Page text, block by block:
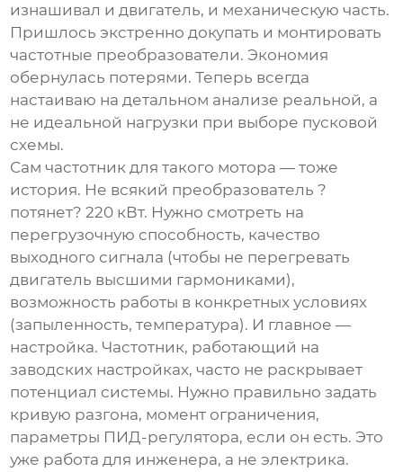
изнашивал и двигатель, и механическую часть.
Пришлось экстренно докупать и монтировать
частотные преобразователи. Экономия
обернулась потерями. Теперь всегда
настаиваю на детальном анализе реальной, а
не идеальной нагрузки при выборе пусковой
схемы.
Сам частотник для такого мотора — тоже
история. Не всякий преобразователь ?
потянет? 220 кВт. Нужно смотреть на
перегрузочную способность, качество
выходного сигнала (чтобы не перегревать
двигатель высшими гармониками),
возможность работы в конкретных условиях
(запыленность, температура). И главное —
настройка. Частотник, работающий на
заводских настройках, часто не раскрывает
потенциал системы. Нужно правильно задать
кривую разгона, момент ограничения,
параметры ПИД-регулятора, если он есть. Это
уже работа для инженера, а не электрика.